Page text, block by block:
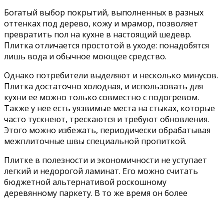
Богатый выбор покрытий, выполненных в разных
оттенках под дерево, кожу и мрамор, позволяет
превратить пол на кухне в настоящий шедевр.
Плитка отличается простотой в уходе: понадобятся
лишь вода и обычное моющее средство.
Однако потребители выделяют и несколько минусов.
Плитка достаточно холодная, и использовать для
кухни ее можно только совместно с подогревом.
Также у нее есть уязвимые места на стыках, которые
часто тускнеют, трескаются и требуют обновления.
Этого можно избежать, периодически обрабатывая
межплиточные швы специальной пропиткой.
Плитке в полезности и экономичности не уступает
легкий и недорогой ламинат. Его можно считать
бюджетной альтернативой роскошному
деревянному паркету. В то же время он более